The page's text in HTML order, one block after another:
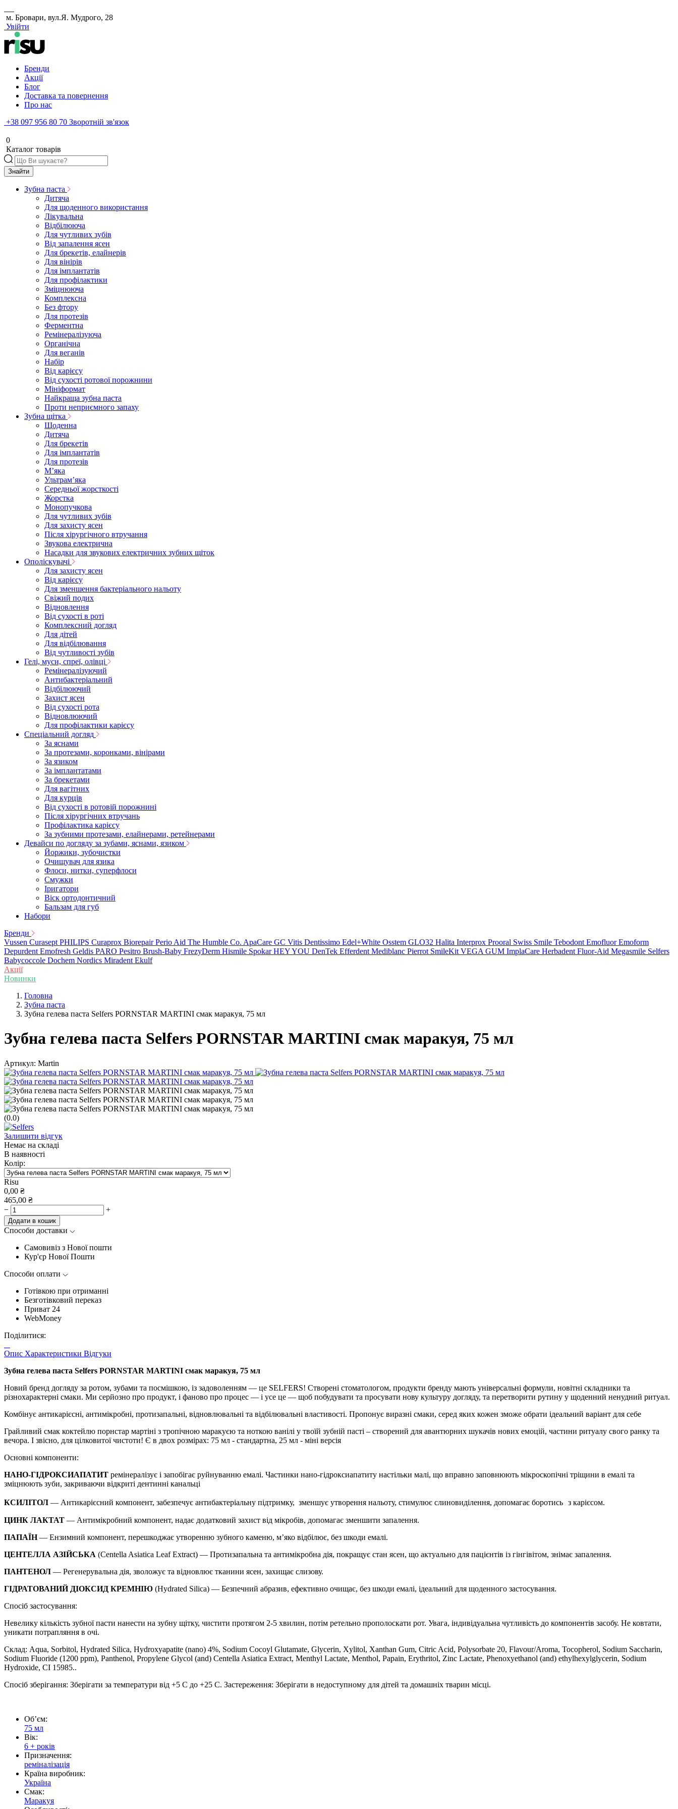
м. Бровари, вул.Я. Мудрого, 28
Увійти
Бренди
Акції
Блог
Доставка та повернення
Про нас
+38 097 956 80 70 Зворотній зв'язок
0
Каталог товарів
Знайти
Зубна паста
Дитяча
Для щоденного використання
Лікувальна
Відбілююча
Для чутливих зубів
Від запалення ясен
Для брекетів, елайнерів
Для вінірів
Для імплантатів
Для профілактики
Зміцнююча
Комплексна
Без фтору
Для протезів
Ферментна
Ремінералізуюча
Органічна
Для веганів
Набір
Від карієсу
Від сухості ротової порожнини
Мініформат
Найкраща зубна паста
Проти неприємного запаху
Зубна щітка
Щоденна
Дитяча
Для брекетів
Для імплантатів
Для протезів
Мʼяка
Ультрамʼяка
Середньої жорсткості
Жорстка
Монопучкова
Для чутливих зубів
Для захисту ясен
Після хірургічного втручання
Звукова електрична
Насадки для звукових електричних зубних щіток
Ополіскувачі
Для захисту ясен
Від карієсу
Для зменшення бактеріального нальоту
Свіжий подих
Відновлення
Від сухості в роті
Комплексний догляд
Для дітей
Для відбілювання
Від чутливості зубів
Гелі, муси, спреї, олівці
Ремінералізуючий
Антибактеріальний
Відбілюючий
Захист ясен
Від сухості рота
Відновлюючий
Для профілактики карієсу
Спеціальний догляд
За яснами
За протезами, коронками, вінірами
За язиком
За імплантатами
За брекетами
Для вагітних
Для курців
Від сухості в ротовій порожнині
Після хірургічних втручань
Профілактика карієсу
За зубними протезами, елайнерами, ретейнерами
Девайси по догляду за зубами, яснами, язиком
Йоржики, зубочистки
Очищувач для язика
Флоси, нитки, суперфлоси
Смужки
Іригатори
Віск ортодонтичний
Бальзам для губ
Набори
Бренди
Vussen Curasept PHILIPS Curaprox Biorepair Perio Aid The Humble Co. ApaCare GC Vitis Dentissimo Edel+White Osstem GLO32 Halita Interprox Prooral Swiss Smile Tebodont Emofluor Emoform
Depurdent Emofresh Geldis PARO Pesitro Brush-Baby FrezyDerm Hismile Spokar HEY YOU DenTek Efferdent Mediblanc Pierrot SmileKit VEGA GUM ImplaCare Herbadent Fluor-Aid Megasmile Selfers
Babycoccole Dochem Nordics Miradent Ekulf
Акції
Новинки
Головна
Зубна паста
Зубна гелева паста Selfers PORNSTAR MARTINI смак маракуя, 75 мл
Зубна гелева паста Selfers PORNSTAR MARTINI смак маракуя, 75 мл
Артикул: Martin
(0.0)
Залишити відгук
Немає на складі
В наявності
Колір:
Risu
0,00 ₴
465,00 ₴
−
+
Додати в кошик
Способи доставки
Самовивіз з Нової пошти
Кур'єр Нової Пошти
Способи оплати
Готівкою при отриманні
Безготівковий переказ
Приват 24
WebMoney
Поділитися:
Опис Характеристики Відгуки
Зубна гелева паста Selfers PORNSTAR MARTINI смак маракуя, 75 мл
Новий бренд догляду за ротом, зубами та посмішкою, із задоволенням — це SELFERS! Створені стоматологом, продукти бренду мають універсальні формули, новітні складники та
різнохарактерні смаки. Ми серйозно про продукт, і фаново про процес — і усе це — щоб побудувати та просувати нову культуру догляду, та перетворити рутину у щоденний ненудний ритуал.
Комбінує антикарієсні, антимікробні, протизапальні, відновлювальні та відбілювальні властивості. Пропонує виразні смаки, серед яких кожен зможе обрати ідеальний варіант для себе
Грайливий смак коктейлю порнстар мартіні з тропічною маракуєю та ноткою ванілі у твоїй зубній пасті – створений для авантюрних шукачів нових емоцій, частини ритуалу свого ранку та
вечора. І звісно, для цілковитої чистоти! Є в двох розмірах: 75 мл - стандартна, 25 мл - міні версія
Основні компоненти:
НАНО-ГІДРОКСИАПАТИТ ремінералізує і запобігає руйнуванню емалі. Частинки нано-гідроксиапатиту настільки малі, що вправно заповнюють мікроскопічні тріщини в емалі та
зміцнюють зуби, закриваючи відкриті дентинні канальці
КСИЛІТОЛ — Антикарієсний компонент, забезпечує антибактеріальну підтримку, зменшує утворення нальоту, стимулює слиновиділення, допомагає боротись з карієсом.
ЦИНК ЛАКТАТ — Антимікробний компонент, надає додатковий захист від мікробів, допомагає зменшити запалення.
ПАПАЇН— Ензимний компонент, перешкоджає утворенню зубного каменю, мʼяко відбілює, без шкоди емалі.
ЦЕНТЕЛЛА АЗІЙСЬКА (Centella Asiatica Leaf Extract) — Протизапальна та антимікробна дія, покращує стан ясен, що актуально для пацієнтів із гінгівітом, знімає запалення.
ПАНТЕНОЛ — Регенерувальна дія, зволожує та відновлює тканини ясен, захищає слизову.
ГІДРАТОВАНИЙ ДІОКСИД КРЕМНІЮ (Hydrated Silica) — Безпечний абразив, ефективно очищає, без шкоди емалі, ідеальний для щоденного застосування.
Спосіб застосування:
Невелику кількість зубної пасти нанести на зубну щітку, чистити протягом 2-5 хвилин, потім ретельно прополоскати рот. Увага, індивідуальна чутливість до компонентів засобу. Не ковтати,
уникати потрапляння в очі.
Склад: Aqua, Sorbitol, Hydrated Silica, Hydroxyapatite (nano) 4%, Sodium Cocoyl Glutamate, Glycerin, Xylitol, Xanthan Gum, Citric Acid, Polysorbate 20, Flavour/Aroma, Tocopherol, Sodium Saccharin,
Sodium Fluoride (1200 ppm), Panthenol, Propylene Glycol (and) Centella Asiatica Extract, Menthyl Lactate, Menthol, Papain, Erythritol, Zinc Lactate, Phenoxyethanol (and) ethylhexylglycerin, Sodium
Hydroxide, CI 15985..
Спосіб зберігання: Зберігати за температури від +5 С до +25 С. Застереження: Зберігати в недоступному для дітей та домашніх тварин місці.
Обʼєм:
75 мл
Вік:
6 + років
Призначення:
реміналізація
Країна виробник:
Україна
Смак:
Маракуя